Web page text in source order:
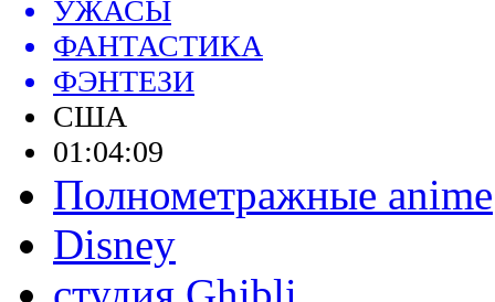
УЖАСЫ
ФАНТАСТИКА
ФЭНТЕЗИ
США
01:04:09
Полнометражные anime
Disney